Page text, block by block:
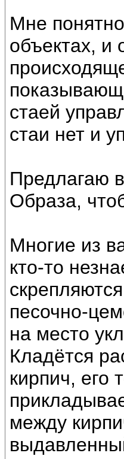
Мне
объектах, и
стаей
стаи нет и
Предлагаю
Образа,
Многие из
кто-то
песочно-
на место
Кладётся
кирпич, его
между